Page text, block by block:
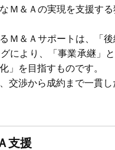
Ｍ＆Ａの実現を支援す
Ｍ＆Ａサポートは、「
により、「事業承継」
」を目指すものです。
交渉から成約まで一貫し
支援